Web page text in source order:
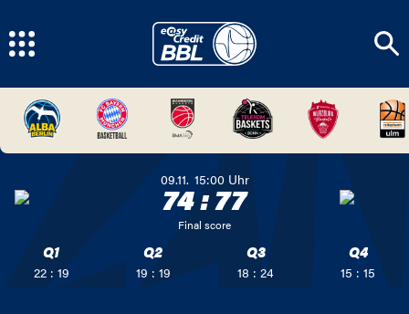
09.11. 15:00 Uhr
74:77
Final score
Q1
22 : 19
Q2
19 : 19
Q3
18 : 24
Q4
15 : 15